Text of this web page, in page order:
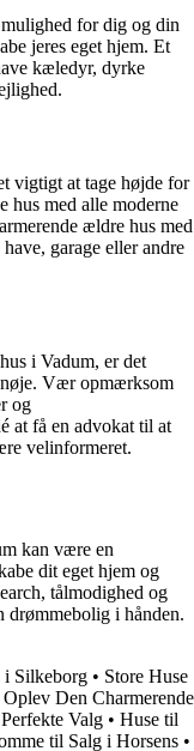
for dig og din
jeres eget hjem. Et
kæledyr, dyrke
vigtigt at tage højde for
hus med alle moderne
ældre hus med
garage eller andre
i Vadum, er det
nøje. Vær opmærksom
og
at få en advokat til at
velinformeret.
kan være en
dit eget hjem og
tålmodighed og
drømmebolig i hånden.
i Silkeborg • Store Huse
Den Charmerende
Valg • Huse til
til Salg i Horsens •